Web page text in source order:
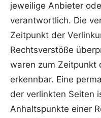
jeweilige Anbieter
verantwortlich. Die
Zeitpunkt der
Rechtsverstöße
waren zum Zeitpunkt
erkennbar. Eine
der verlinkten Seiten
Anhaltspunkte einer